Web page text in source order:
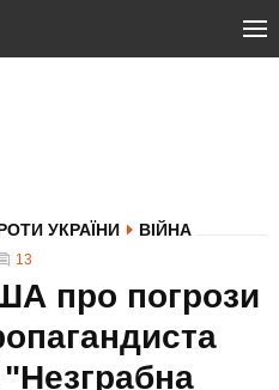
УКРАЇНИ ВІЙНА
13
про погрози